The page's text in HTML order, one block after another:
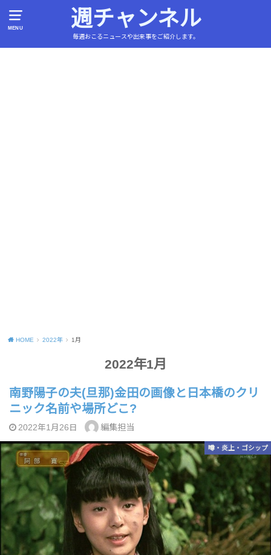
MENU 週チャンネル
毎週おこるニュースや出来事をご紹介します。
HOME 2022年 1月
2022年1月
南野陽子の夫(旦那)金田の画像と日本橋のクリ
ニック名前や場所どこ?
2022年1月26日 編集担当
噂・炎上・ゴシップ